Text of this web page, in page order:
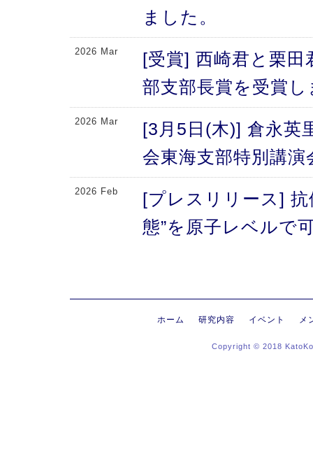
ました。
2026 Mar
[受賞] 西崎君と栗田
部支部長賞を受賞
2026 Mar
[3月5日(木)] 倉永英
会東海支部特別講
2026 Feb
[プレスリリース]
態”を原子レベルで
[プレスリリース]
にする抗体のFc領
る高次構造評価の
ホーム 研究内容 イベント メ
Copyright © 2018